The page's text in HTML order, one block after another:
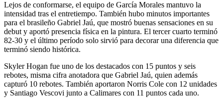
Lejos de conformarse, el equipo de García Morales mantuvo la
intensidad tras el entretiempo. También hubo minutos importantes
para el brasileño Gabriel Jaú, que mostró buenas sensaciones en su
debut y aportó presencia física en la pintura. El tercer cuarto terminó
82-30 y el último período solo sirvió para decorar una diferencia que
terminó siendo histórica.
Skyler Hogan fue uno de los destacados con 15 puntos y seis
rebotes, misma cifra anotadora que Gabriel Jaú, quien además
capturó 10 rebotes. También aportaron Norris Cole con 12 unidades
y Santiago Vescovi junto a Calimares con 11 puntos cada uno.